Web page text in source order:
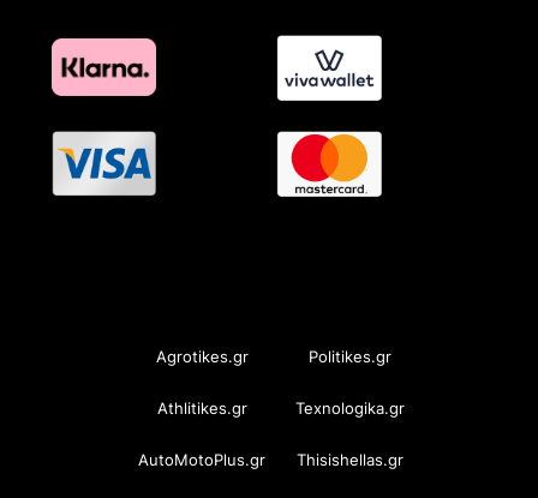
Agrotikes.gr Politikes.gr
Athlitikes.gr Texnologika.gr
AutoMotoPlus.gr Thisishellas.gr